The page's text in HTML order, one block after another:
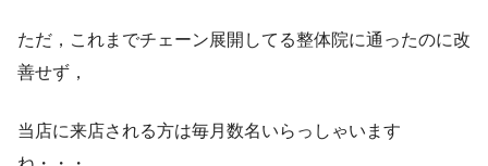
ただ，これまでチェーン展開してる整体院に通ったのに改
善せず，
当店に来店される方は毎月数名いらっしゃいます